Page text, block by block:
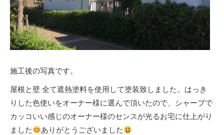
施工後の写真です。
屋根と壁 全て遮熱塗料を使用して塗装致しました。はっき
りした色使いをオーナー様に選んで頂いたので、シャープで
カッコいい感じのオーナー様のセンスが光るお宅に仕上がり
ました
ありがとうございました